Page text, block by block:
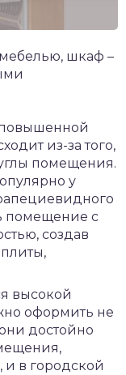
шкаф –
из-за того,
помещения.
у
помещение с
создав
высокой
оформить не
достойно
и в городской